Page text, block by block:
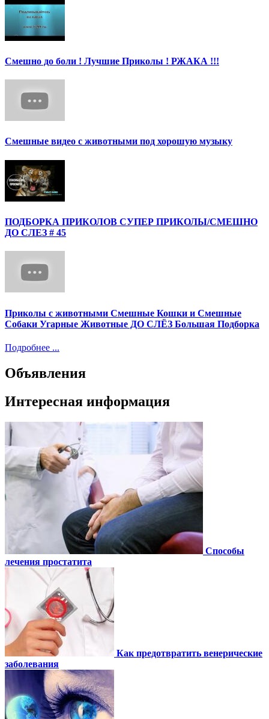
Смешно до боли ! Лучшие Приколы ! РЖАКА !!!
Смешные видео с животными под хорошую музыку
ПОДБОРКА ПРИКОЛОВ СУПЕР ПРИКОЛЫ/СМЕШНО
ДО СЛЕЗ # 45
Приколы с животными Смешные Кошки и Смешные
Собаки Угарные Животные ДО СЛЁЗ Большая Подборка
Подробнее ...
Объявления
Интересная информация
Способы
лечения простатита
Как предотвратить венерические
заболевания